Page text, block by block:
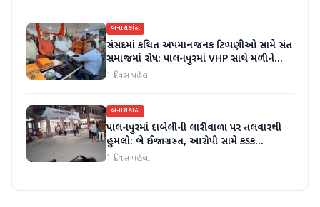
બનાસકાંઠા
સંસદમાં કથિત અપમાનજનક ટિપ્પણીઓ સામે સંત
સમાજમાં રોષ: પાલનપુરમાં VHP સાથે મળીને
અધિક કલેક્ટરને આવેદનપત્ર આપ્યું
1 દિવસ પહેલા
બનાસકાંઠા
પાલનપુરમાં દાબેલીની લારીવાળા પર તલવારથી
હુમલો: બે ઈજાગ્રસ્ત, આરોપી સામે કડક
કાર્યવાહીની માંગ
1 દિવસ પહેલા